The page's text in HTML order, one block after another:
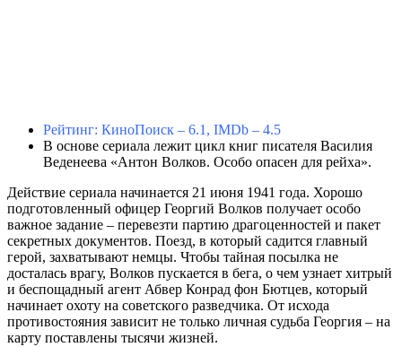
Рейтинг: КиноПоиск – 6.1, IMDb – 4.5
В основе сериала лежит цикл книг писателя Василия
Веденеева «Антон Волков. Особо опасен для рейха».
Действие сериала начинается 21 июня 1941 года. Хорошо
подготовленный офицер Георгий Волков получает особо
важное задание – перевезти партию драгоценностей и пакет
секретных документов. Поезд, в который садится главный
герой, захватывают немцы. Чтобы тайная посылка не
досталась врагу, Волков пускается в бега, о чем узнает хитрый
и беспощадный агент Абвер Конрад фон Бютцев, который
начинает охоту на советского разведчика. От исхода
противостояния зависит не только личная судьба Георгия – на
карту поставлены тысячи жизней.